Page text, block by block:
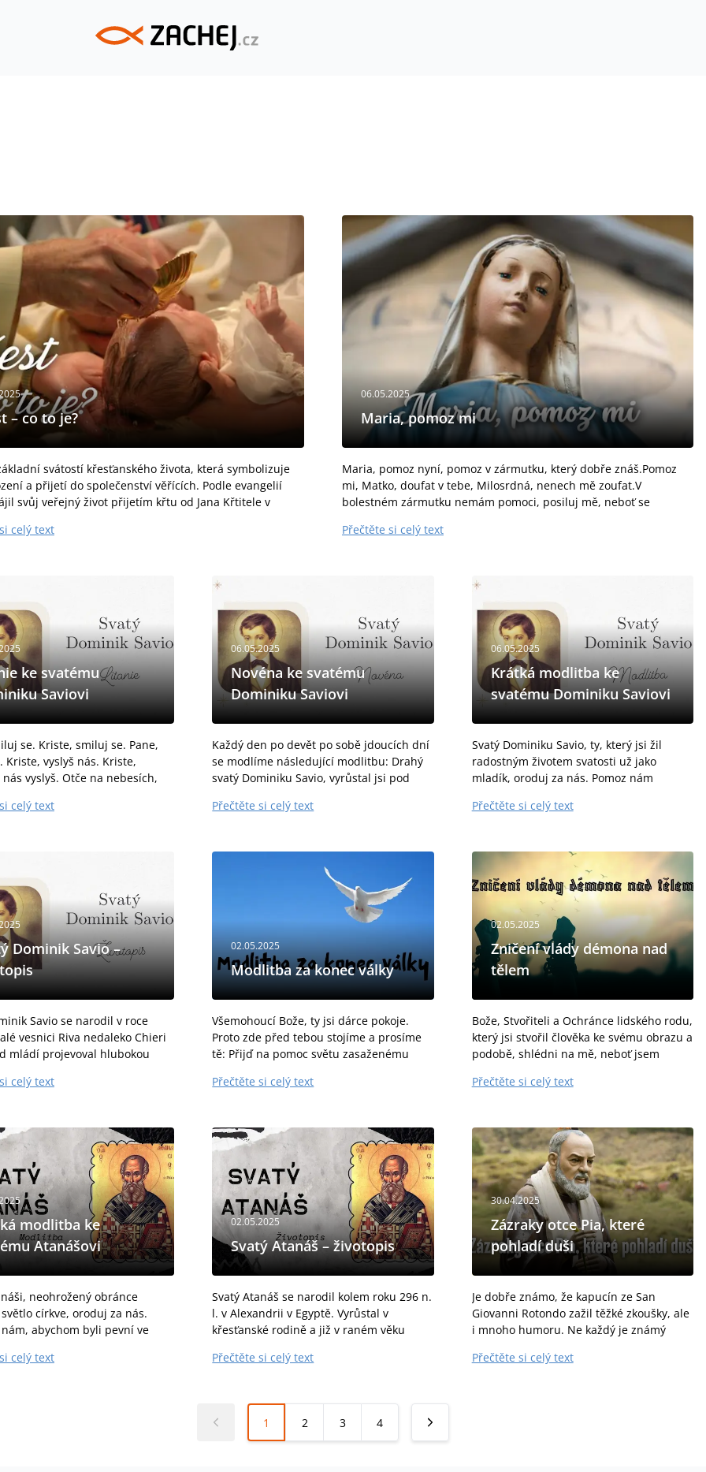
– co to je?
svátostí křesťanského života, která symbolizuje
a přijetí do společenství věřících. Podle evangelií
svůj veřejný život přijetím křtu od Jana Křtitele v
celý text
06.05.2025
Maria, pomoz mi
Maria, pomoz nyní, pomoz v zármutku, který dobře znáš.Pomoz
mi, Matko, doufat v tebe, Milosrdná, nenech mě zoufat.V
bolestném zármutku nemám pomoci, posiluj mě, neboť se
Přečtěte si celý text
ke svatému
Saviovi
se. Kriste, smiluj se. Pane,
Kriste, vyslyš nás. Kriste,
vyslyš. Otče na nebesích,
světa, Bože, smiluj se nad
celý text
06.05.2025
Novéna ke svatému
Dominiku Saviovi
Každý den po devět po sobě jdoucích dní
se modlíme následující modlitbu: Drahý
svatý Dominiku Savio, vyrůstal jsi pod
jsi svědkem horlivosti svého učitele a
Přečtěte si celý text
06.05.2025
Krátká modlitba ke
svatému Dominiku Saviovi
Svatý Dominiku Savio, ty, který jsi žil
radostným životem svatosti už jako
mladík, oroduj za nás. Pomoz nám
radosti, vybírat si přátelství, která nás
Přečtěte si celý text
Dominik Savio –
Savio se narodil v roce
vesnici Riva nedaleko Chieri
mládí projevoval hlubokou
Ve dvanácti letech se stal
celý text
02.05.2025
Modlitba za konec války
Všemohoucí Bože, ty jsi dárce pokoje.
Proto zde před tebou stojíme a prosíme
tě: Přijď na pomoc světu zasaženému
v srdcích všech, kdo mají odpovědnost za
Přečtěte si celý text
02.05.2025
Zničení vlády démona nad
tělem
Bože, Stvořiteli a Ochránce lidského rodu,
který jsi stvořil člověka ke svému obrazu a
podobě, shlédni na mě, neboť jsem
sužován a děšen útokem věčného
Přečtěte si celý text
modlitba ke
Atanášovi
neohrožený obránce
církve, oroduj za nás.
abychom byli pevní ve
denně rostli v poznání a lásce
celý text
02.05.2025
Svatý Atanáš – životopis
Svatý Atanáš se narodil kolem roku 296 n.
l. v Alexandrii v Egyptě. Vyrůstal v
křesťanské rodině a již v raném věku
vyspělosti a hluboké víry. Jako mladý
Přečtěte si celý text
30.04.2025
Zázraky otce Pia, které
pohladí duši
Je dobře známo, že kapucín ze San
Giovanni Rotondo zažil těžké zkoušky, ale
i mnoho humoru. Ne každý je známý
jako on! „Podívej se, kde ses to coural!“
Přečtěte si celý text
1 2 3 4